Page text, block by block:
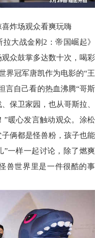
炸场观众看爽玩嗨
大战金刚2：帝国崛起》
众鼓掌多达数十次，喝彩
界冠军唐凯作为电影的“王
言自己看的热血沸腾“哥斯
保卫家园，也从哥斯拉、
”暖心发言触动观众。涂松
俩都是怪兽粉，孩子也能
”一样一起讨论，除了燃爽
兽世界里是一件很酷的事